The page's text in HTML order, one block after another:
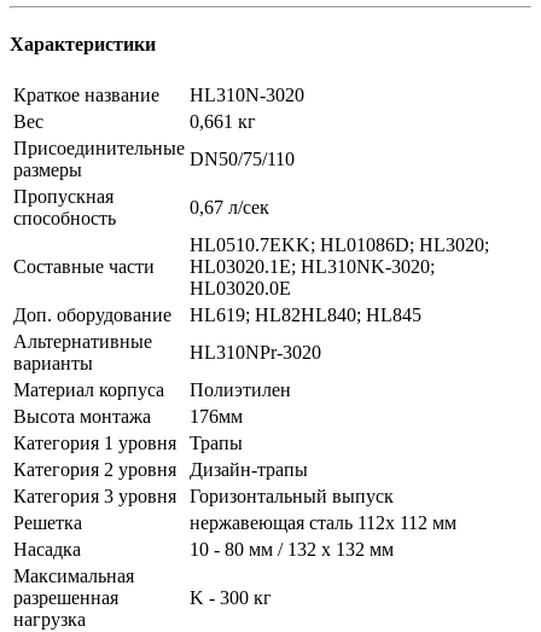
Характеристики
Краткое название
HL310N-3020
Вес
0,661 кг
Присоединительные
размеры
DN50/75/110
Пропускная
способность
0,67 л/сек
Составные части
HL0510.7EKK; HL01086D; HL3020;
HL03020.1E; HL310NK-3020;
HL03020.0E
Доп. оборудование
HL619; HL82HL840; HL845
Альтернативные
варианты
HL310NPr-3020
Материал корпуса
Полиэтилен
Высота монтажа
176мм
Категория 1 уровня
Трапы
Категория 2 уровня
Дизайн-трапы
Категория 3 уровня
Горизонтальный выпуск
Решетка
нержавеющая сталь 112x 112 мм
Насадка
10 - 80 мм / 132 x 132 мм
Максимальная
разрешенная
нагрузка
K - 300 кг